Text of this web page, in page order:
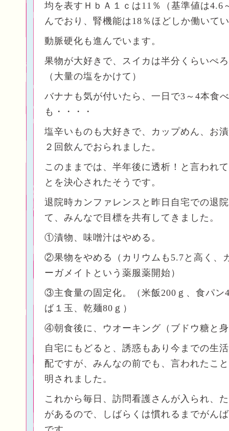
均を表すＨｂＡ１ｃは11％（基準値は4.6
んでおり、腎機能は18％ほどしか働いて
動脈硬化も進んでいます。
果物が大好きで、スイカは半分くらいぺ
（大量の塩をかけて）
バナナも気が付いたら、一日で3～4本食
も・・・・
塩辛いものも大好きで、カップめん、お
２回飲んでおられました。
このままでは、半年後に透析！と言われ
とを決心されたそうです。
退院時カンファレンスと昨日自宅での退
て、みんなで目標を共有してきました。
①漬物、味噌汁はやめる。
②果物をやめる（カリウムも5.7と高く、
ーガメイトという薬服薬開始）
③主食量の固定化。（米飯200ｇ、食パン
ば１玉、乾麺80ｇ）
④朝食後に、ウオーキング（ブドウ糖と
自宅にもどると、誘惑もあり今までの生
配ですが、みんなの前でも、言われたこ
明されました。
これから毎日、訪問看護さんが入られ、
があるので、しばらくは慣れるまでがん